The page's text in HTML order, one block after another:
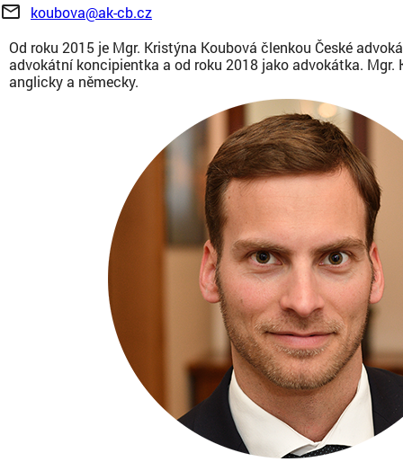
mail_outline
koubova@ak-cb.cz
Od roku 2015 je Mgr. Kristýna Koubová členkou České
advokátní koncipientka a od roku 2018 jako advokátka. Mgr.
anglicky a německy.